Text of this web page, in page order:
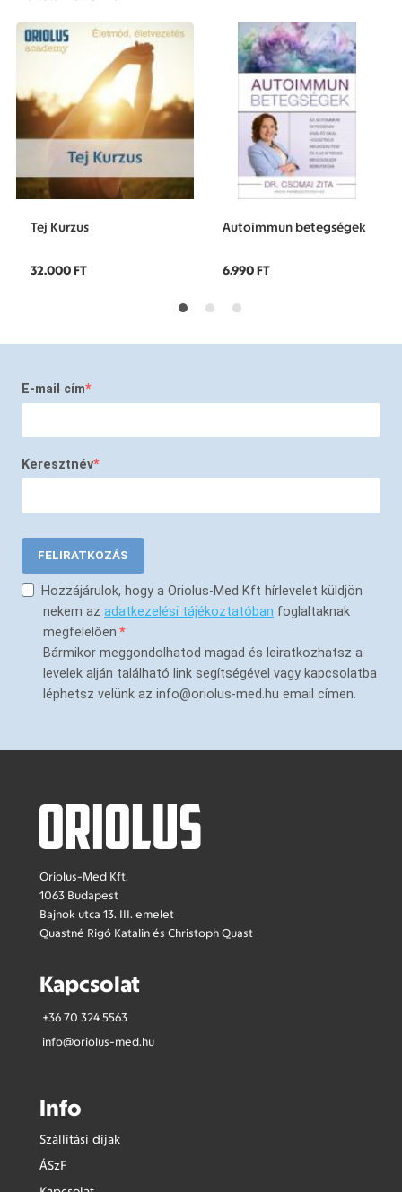
Tej Kurzus
32.000 FT
Autoimmun betegségek
6.990 FT
E-mail cím
Keresztnév
FELIRATKOZÁS
Hozzájárulok, hogy a Oriolus-Med Kft hírlevelet küldjön
nekem az adatkezelési tájékoztatóban foglaltaknak
megfelelően.
Bármikor meggondolhatod magad és leiratkozhatsz a
levelek alján található link segítségével vagy kapcsolatba
léphetsz velünk az info@oriolus-med.hu email címen.
Oriolus-Med Kft.
1063 Budapest
Bajnok utca 13. III. emelet
Quastné Rigó Katalin és Christoph Quast
Kapcsolat
+36 70 324 5563
info@oriolus-med.hu
Info
Szállítási díjak
ÁSzF